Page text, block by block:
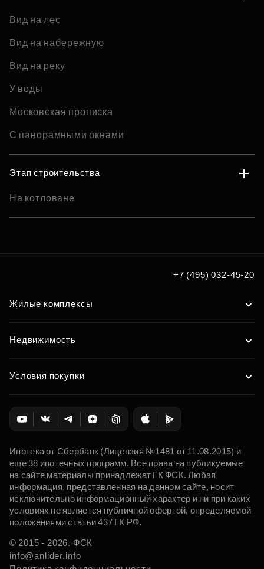
Вид на лес
Вид на набережную
Вид на реку
У воды
Московская прописка
С панорамными окнами
Этап строительства
На котловане
+7 (495) 032-45-20
Жилые комплексы
Недвижимость
Условия покупки
Ипотека от Сбербанк (Лицензия №1481 от 11.08.2015) и
еще 38 ипотечных программ. Все права на публикуемые
на сайте материалы принадлежат ГК ФСК. Любая
информация, представленная на данном сайте, носит
исключительно информационный характер и ни при каких
условиях не является публичной офертой, определяемой
положениями статьи 437 ГК РФ.
© 2015 - 2026. ФСК
info@anlider.info